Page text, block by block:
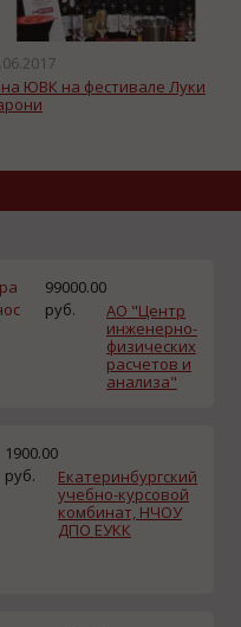
ЮВК на фестивале Луки
99000.00
руб.
АО "Центр
инженерно-
физических
расчетов и
анализа"
1900.00
руб.
Екатеринбургский
учебно-курсовой
комбинат, НЧОУ
ДПО ЕУКК